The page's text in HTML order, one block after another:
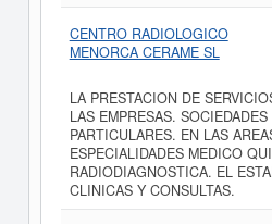
CENTRO RADIOLOGICO
MENORCA CERAME SL
LA PRESTACION DE
LAS EMPRESAS.
PARTICULARES. EN LAS
ESPECIALIDADES MEDICO
RADIODIAGNOSTICA. EL
CLINICAS Y CONSULTAS.